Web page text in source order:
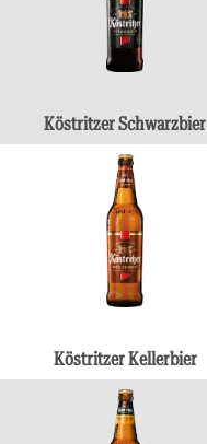
Köstritzer Schwarzbier
Köstritzer Kellerbier